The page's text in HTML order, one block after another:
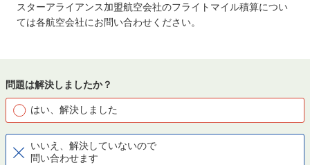
スターアライアンス加盟航空会社のフライトマイル積算につい
ては各航空会社にお問い合わせください。
問題は解決しましたか？
はい、解決しました
いいえ、解決していないので
問い合わせます